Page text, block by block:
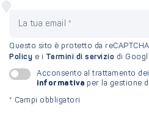
Questo sito è protetto da
Policy e i Termini di servizio di
Acconsento al trattamento
informativa per la gestione
* Campi obbligatori